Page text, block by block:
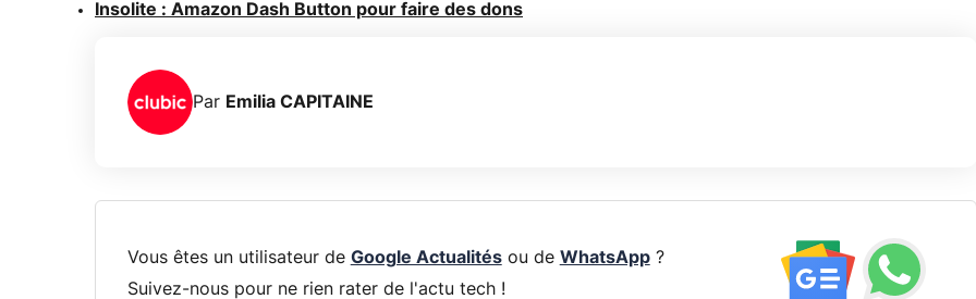
Insolite : Amazon Dash Button pour faire des dons
Par Emilia CAPITAINE
Vous êtes un utilisateur de Google Actualitésou de WhatsApp?
Suivez-nous pour ne rien rater de l'actu tech !